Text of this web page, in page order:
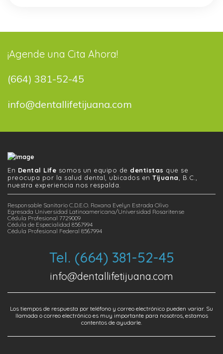
¡Agende una Cita Ahora!
(664) 381-52-45
info@dentallifetijuana.com
En Dental Life somos un equipo de dentistas que se
preocupa por la salud dental, ubicados en Tijuana, B.C.,
nuestra experiencia nos respalda.
Responsable Sanitario C.D.E.O. Roxana Evelyn Estrada Olivo
Egresada Universidad Latinoamericana/Universidad Rosaritense
Cédula Profesional 7729009
Cédula de Especialidad 8567994
Cédula Profesional Federal 8567994
Tel. (664) 381-52-45
info@dentallifetijuana.com
Los tiempos de respuesta por teléfono y correo electrónico pueden variar. Su
llamada o correo electrónico es muy importante para nosotros, estamos
contentos de ayudarle.